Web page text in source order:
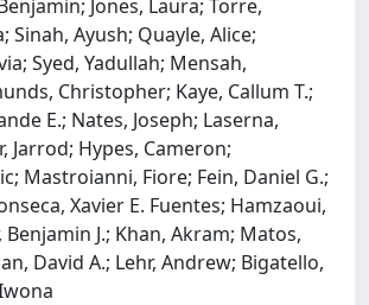
Jones, Laura; Torre,
Sinah, Ayush; Quayle, Alice;
Syed, Yadullah; Mensah,
Christopher; Kaye, Callum T.;
E.; Nates, Joseph; Laserna,
Jarrod; Hypes, Cameron;
Mastroianni, Fiore; Fein, Daniel G.;
Xavier E. Fuentes; Hamzaoui,
Benjamin J.; Khan, Akram; Matos,
David A.; Lehr, Andrew; Bigatello,